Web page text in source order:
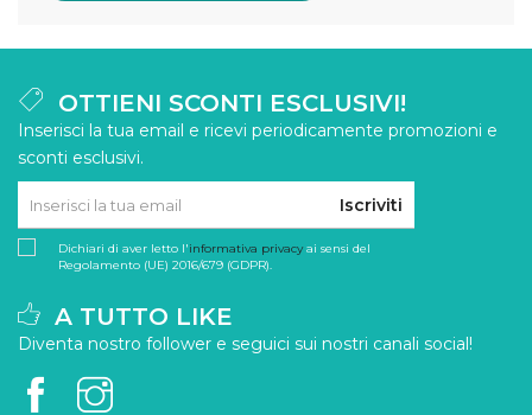
OTTIENI SCONTI ESCLUSIVI!
Inserisci la tua email e ricevi periodicamente promozioni e
sconti esclusivi.
Iscriviti
Dichiari di aver letto l'informativa privacyai sensi del
Regolamento (UE) 2016/679 (GDPR).
A TUTTO LIKE
Diventa nostro follower e seguici sui nostri canali social!